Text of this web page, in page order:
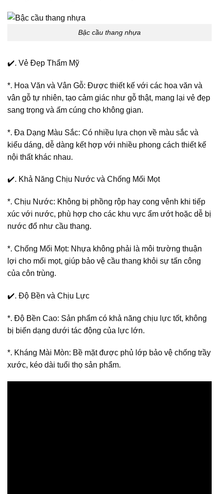
Bậc cầu thang nhựa
✔️. Vẻ Đẹp Thẩm Mỹ
*. Hoa Văn và Vân Gỗ: Được thiết kế với các hoa văn và
vân gỗ tự nhiên, tạo cảm giác như gỗ thật, mang lại vẻ đẹp
sang trọng và ấm cúng cho không gian.
*. Đa Dạng Màu Sắc: Có nhiều lựa chọn về màu sắc và
kiểu dáng, dễ dàng kết hợp với nhiều phong cách thiết kế
nội thất khác nhau.
✔️. Khả Năng Chịu Nước và Chống Mối Mọt
*. Chịu Nước: Không bị phồng rộp hay cong vênh khi tiếp
xúc với nước, phù hợp cho các khu vực ẩm ướt hoặc dễ bị
nước đổ như cầu thang.
*. Chống Mối Mọt: Nhựa không phải là môi trường thuận
lợi cho mối mọt, giúp bảo vệ cầu thang khỏi sự tấn công
của côn trùng.
✔️. Độ Bền và Chịu Lực
*. Độ Bền Cao: Sản phẩm có khả năng chịu lực tốt, không
bị biến dạng dưới tác động của lực lớn.
*. Kháng Mài Mòn: Bề mặt được phủ lớp bảo vệ chống trầy
xước, kéo dài tuổi thọ sản phẩm.